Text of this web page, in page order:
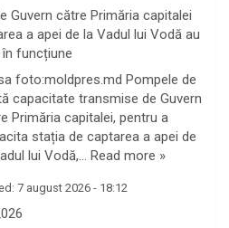
Guvern către Primăria capitalei
a apei de la Vadul lui Vodă au
funcțiune
foto:moldpres.md Pompele de
capacitate transmise de Guvern
Primăria capitalei, pentru a
stația de captarea a apei de
lui Vodă,… Read more »
7 august 2026 - 18:12